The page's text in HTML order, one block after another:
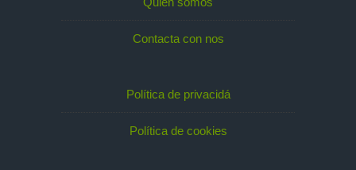
Contacta con nos
Política de privacidá
Política de cookies